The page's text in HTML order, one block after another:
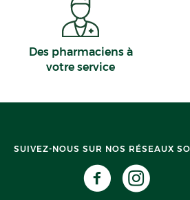
Des pharmaciens à
votre service
SUIVEZ-NOUS SUR NOS RÉSEAUX